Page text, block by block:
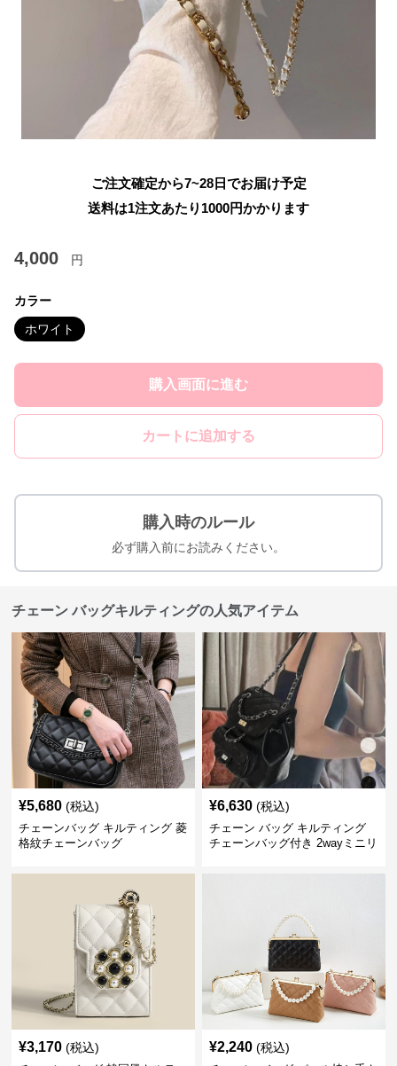
ご注文確定から7~28日でお届け予定
送料は1注文あたり 1000円かかります
4,000 円
カラー
ホワイト
購入画面に進む
カートに追加する
購入時のルール
必ず購入前にお読みください。
チェーン バッグキルティングの人気アイテム
¥5,680 (税込)
チェーンバッグ キルティング 菱
格紋チェーンバッグ
¥6,630 (税込)
チェーン バッグ キルティング
チェーンバッグ付き 2wayミニリ
¥3,170 (税込) ¥2,240 (税込)